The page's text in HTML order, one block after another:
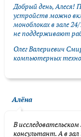
Добрый день, Алеся!
устройств можно
моноблоках в зале
не поддерживают
Олег Валериевич
компьютерных
Алёна
В
консультант. А в